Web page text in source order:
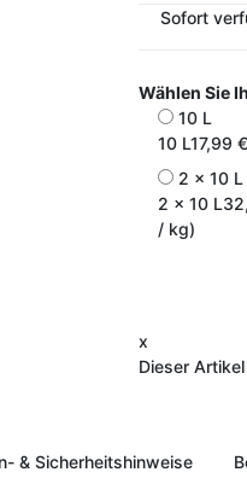
Sofort
Wählen Sie
10 L
10 L17,99
2 x 10 L
2 x 10 L
/ kg)
x
Dieser
& Sicherheitshinweise